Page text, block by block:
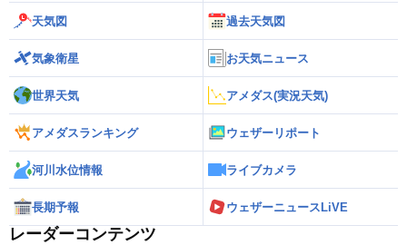
天気図 過去天気図
気象衛星 お天気ニュース
世界天気 アメダス(実況天気)
アメダスランキング ウェザーリポート
河川水位情報 ライブカメラ
長期予報 ウェザーニュースLiVE
レーダーコンテンツ